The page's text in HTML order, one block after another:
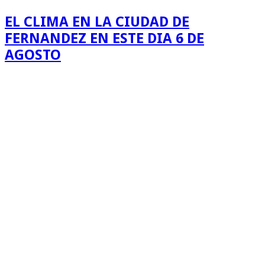
EL CLIMA EN LA CIUDAD DE
FERNANDEZ EN ESTE DIA 6 DE
AGOSTO